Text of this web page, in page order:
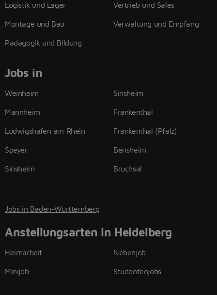
Logistik und Lager
Montage und Bau
Pädagogik und Bildung
Vertrieb und Sales
Verwaltung und Empfang
Jobs in
Weinheim
Mannheim
Ludwigshafen am Rhein
Speyer
Sinsheim
Sinsheim
Frankenthal
Frankenthal (Pfalz)
Bensheim
Bruchsal
Jobs in Baden-Württemberg
Anstellungsarten in Heidelberg
Heimarbeit
Minijob
Nebenjob
Studentenjobs